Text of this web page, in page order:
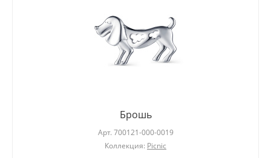
Брошь
Арт. 700121-000-0019
Коллекция: Picnic